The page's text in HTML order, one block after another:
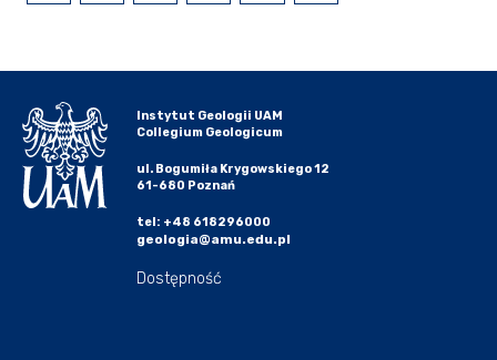
Instytut Geologii UAM
Collegium Geologicum
ul. Bogumiła Krygowskiego 12
61-680 Poznań
tel: +48 618296000
geologia@amu.edu.pl
Dostępność